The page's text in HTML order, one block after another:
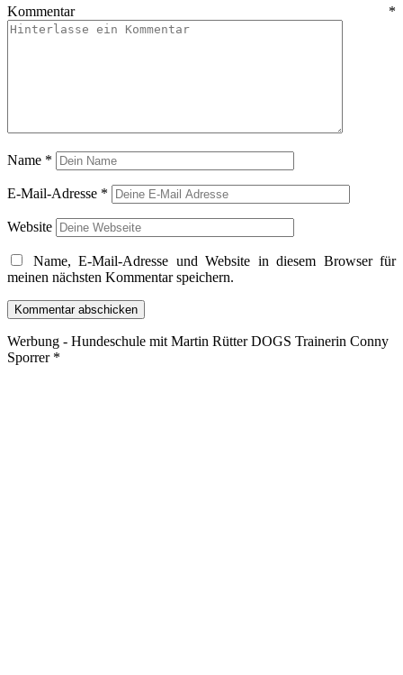
Kommentar *
Name *
E-Mail-Adresse *
Website
Name, E-Mail-Adresse und Website in diesem Browser für
meinen nächsten Kommentar speichern.
Werbung - Hundeschule mit Martin Rütter DOGS Trainerin Conny
Sporrer *